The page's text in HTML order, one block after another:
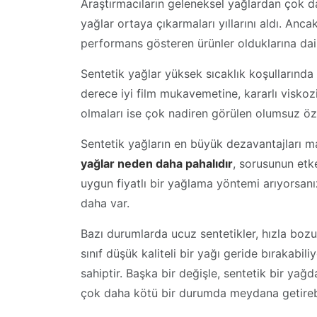
Araştırmacıların geleneksel yağlardan
yağlar ortaya çıkarmaları yıllarını aldı.
performans gösteren ürünler olduklarına
Sentetik yağlar yüksek sıcaklık
derece iyi film mukavemetine, kararlı
olmaları ise çok nadiren görülen olumsuz
Sentetik yağların en büyük dezavantajları
yağlar neden daha pahalıdır, sorusunun
uygun fiyatlı bir yağlama yöntemi
daha var.
Bazı durumlarda ucuz sentetikler, hızla
sınıf düşük kaliteli bir yağı geride
sahiptir. Başka bir değişle, sentetik bir
çok daha kötü bir durumda meydana